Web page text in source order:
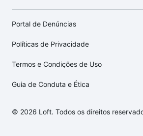
Portal de Denúncias
Políticas de Privacidade
Termos e Condições de Uso
Guia de Conduta e Ética
© 2026 Loft. Todos os direitos